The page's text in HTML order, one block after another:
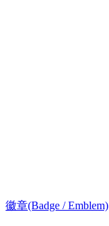
徽章(Badge / Emblem)